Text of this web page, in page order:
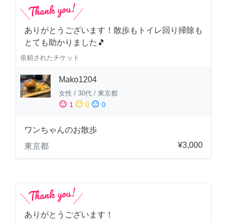
ありがとうございます！散歩もトイレ回り掃除も
とても助かりました🎵
依頼されたチケット
Mako1204
女性 / 30代 / 東京都
sentiment_satisfied 1 sentiment_neutral 0 sentiment_dissatisfied 0
ワンちゃんのお散歩
東京都
¥3,000
ありがとうございます！